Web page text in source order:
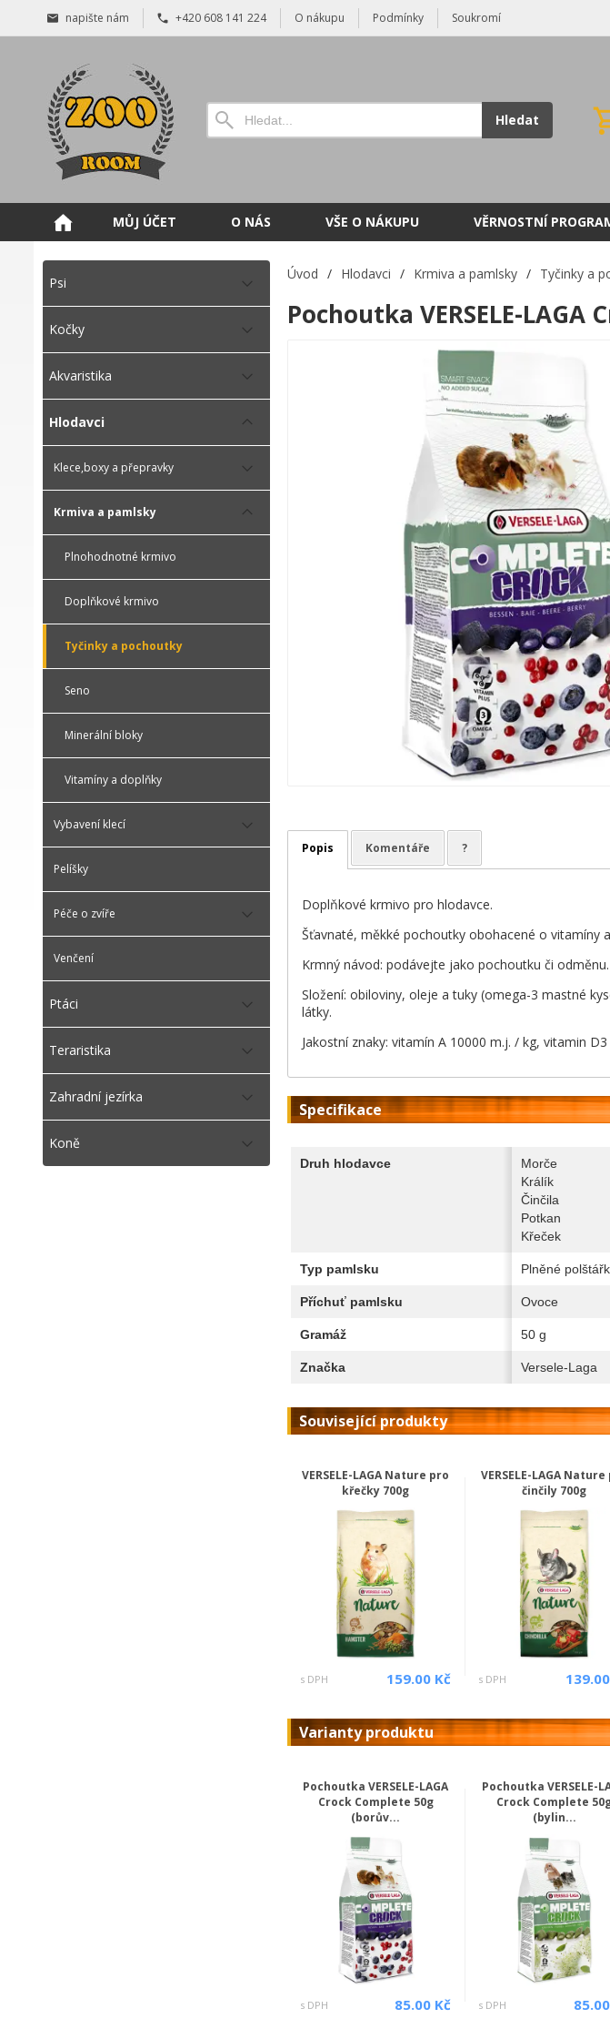
napište nám +420 608 141 224 O nákupu Podmínky Soukromí
Hledat
MŮJ ÚČET O NÁS VŠE O NÁKUPU VĚRNOSTNÍ
Psi
Kočky
Akvaristika
Hlodavci
Klece,boxy a přepravky
Krmiva a pamlsky
Plnohodnotné krmivo
Doplňkové krmivo
Tyčinky a pochoutky
Seno
Minerální bloky
Vitamíny a doplňky
Vybavení klecí
Pelíšky
Péče o zvíře
Venčení
Ptáci
Teraristika
Zahradní jezírka
Koně
Úvod / Hlodavci / Krmiva a pamlsky / Tyčinky a
Pochoutka VERSELE-
Popis Komentáře ?
Doplňkové krmivo pro hlodavce.
Šťavnaté, měkké pochoutky obohacené o vitamíny
Krmný návod: podávejte jako pochoutku či odměnu.
Složení: obiloviny, oleje a tuky (omega-3 mastné
látky.
Jakostní znaky: vitamín A 10000 m.j. / kg, vitamin
Specifikace
Druh hlodavce
Morče
Králík
Činčila
Potkan
Křeček
Typ pamlsku Plněné
Příchuť pamlsku Ovoce
Gramáž 50 g
Značka Versele-Laga
Související produkty
VERSELE-LAGA Nature pro
křečky 700g
s DPH 159.00 Kč
VERSELE-LAGA Nature
činčily 700g
s DPH
Varianty produktu
Pochoutka VERSELE-LAGA
Crock Complete 50g
(borův...
s DPH 85.00 Kč
Pochoutka VERSELE-
Crock Complete
(bylin...
s DPH